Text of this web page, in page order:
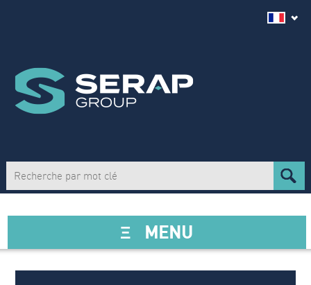
Ξ MENU